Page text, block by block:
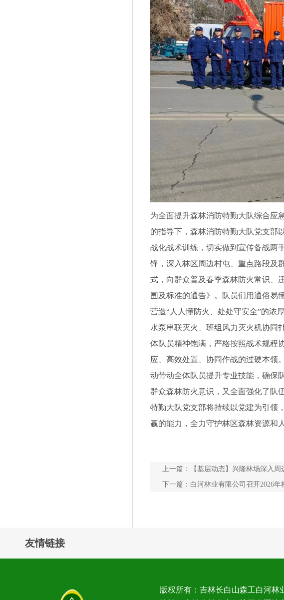
为全面提升森林消防特勤大队综合应
的指导下，森林消防特勤大队党支部
战化战术训练，切实做到宣传备战
锋，深入林区周边村屯、重点路段及
式，向群众普及春季森林防火常识、
围及标准的通告》。队员们用通俗易
营造“人人懂防火、处处守安全”的
水泵串联灭火、班组风力灭火机协同
体队员精神饱满，严格按照战术规程
应、高效处置、协同作战的过硬本领
动带动全体队员提升专业技能，确
群众森林防火意识，又全面强化了队
特勤大队党支部将持续以党建为引领
赢的能力，全力守护林区森林资源和
上一篇： 【基层动态】兴隆林场深入
下一篇： 白河林业有限公司召开2026
友情链接
版权所有：吉林长白山森工白河